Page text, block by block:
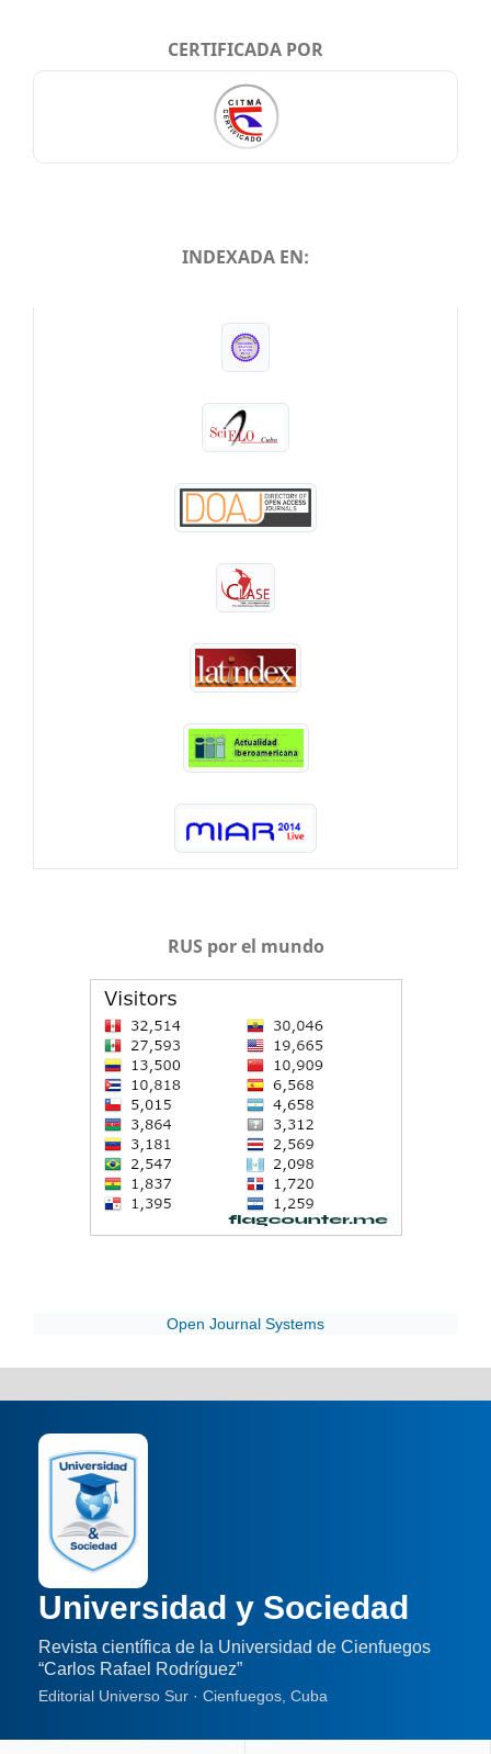
CERTIFICADA POR
INDEXADA EN:
RUS por el mundo
Open Journal Systems
Universidad y Sociedad
Revista científica de la Universidad de Cienfuegos
“Carlos Rafael Rodríguez”
Editorial Universo Sur · Cienfuegos, Cuba